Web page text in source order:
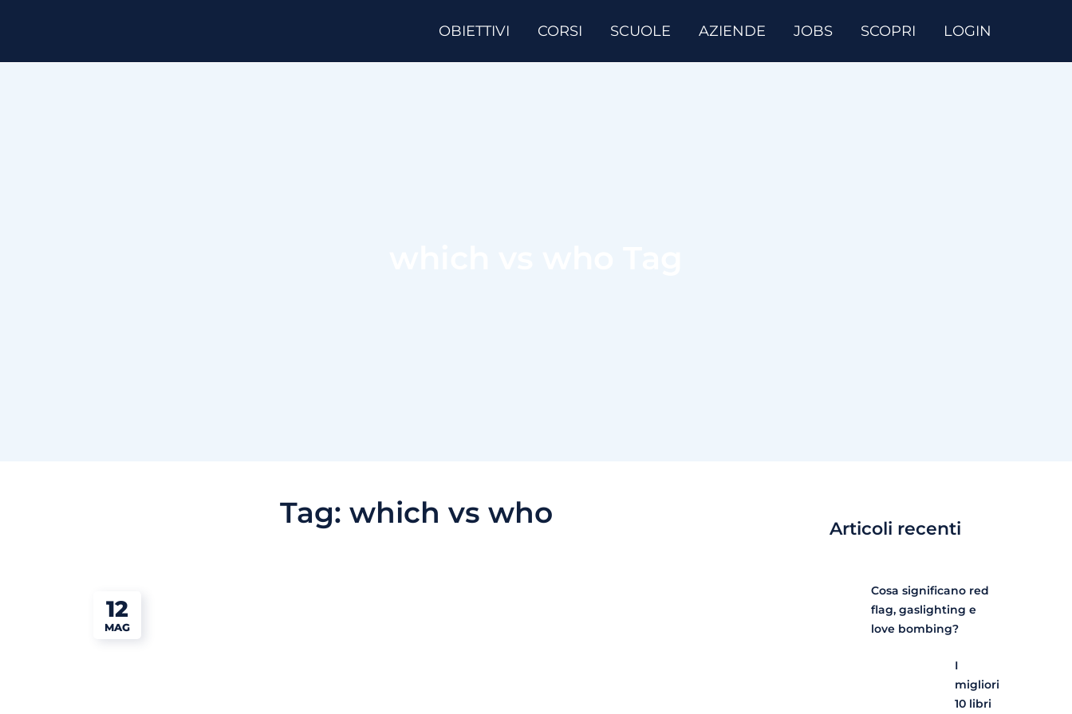
OBIETTIVI CORSI SCUOLE AZIENDE JOBS SCOPRI LOGIN
Tag: which vs who
12
MAG
Articoli recenti
Cosa significano red
flag, gaslighting e
love bombing?
I
migliori
10 libri